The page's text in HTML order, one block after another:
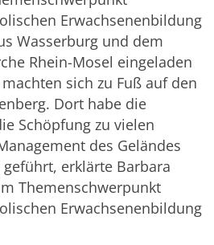
Erwachsenenbildung
Wasserburg und dem
Rhein-Mosel eingeladen
sich zu Fuß auf den
Dort habe die
Schöpfung zu vielen
des Geländes
erklärte Barbara
Themenschwerpunkt
Erwachsenenbildung